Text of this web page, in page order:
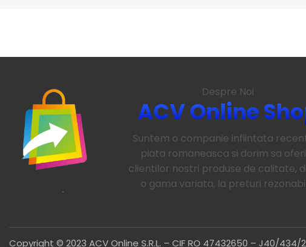
.
Despre Noi
ACV Online
Suntem o companie infiintata
piata romaneasca si dorim sa
clientilor nostri produse de calitate,
o gama variata, la preturi
Copyright © 2023 ACV Online S.R.L. – CIF RO 47432650 – J40/434/